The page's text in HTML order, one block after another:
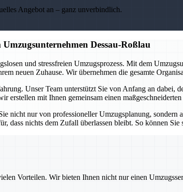
Angebot an – ganz unverbindlich.
Dessau-Roßlau
und stressfreien Umzugsprozess. Mit dem
neuen Zuhause. Wir übernehmen die gesamte
Unser Team unterstützt Sie von Anfang an
erstellen mit Ihnen gemeinsam einen
nicht nur von professioneller Umzugsplanung,
dass nichts dem Zufall überlassen bleibt. So können
Vorteilen. Wir bieten Ihnen nicht nur einen